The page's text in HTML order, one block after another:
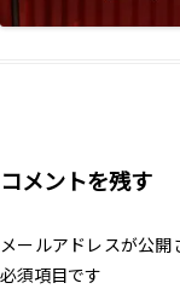
コメントを残す
メールアドレスが公開
必須項目です